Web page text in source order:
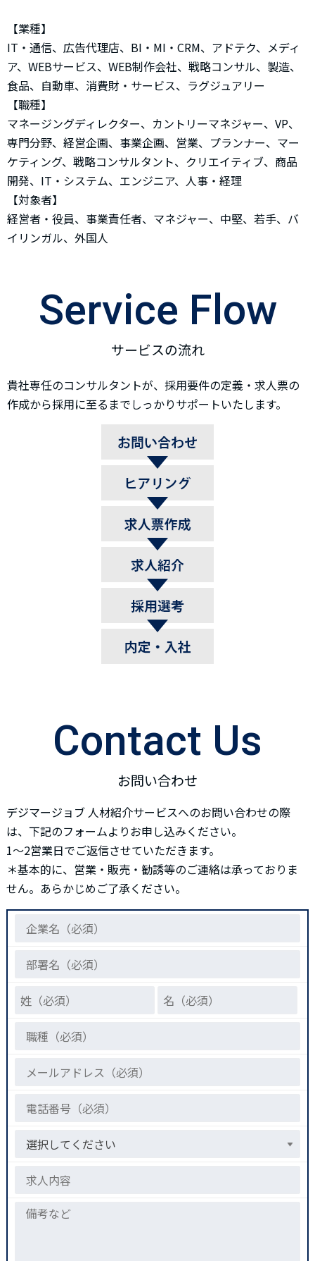
【業種】
IT・通信、広告代理店、BI・MI・CRM、アドテク、メディ
ア、WEBサービス、WEB制作会社、戦略コンサル、製造、
食品、自動車、消費財・サービス、ラグジュアリー
【職種】
マネージングディレクター、カントリーマネジャー、VP、
専門分野、経営企画、事業企画、営業、プランナー、マー
ケティング、戦略コンサルタント、クリエイティブ、商品
開発、IT・システム、エンジニア、人事・経理
【対象者】
経営者・役員、事業責任者、マネジャー、中堅、若手、バ
イリンガル、外国人
Service Flow
サービスの流れ
貴社専任のコンサルタントが、採用要件の定義・求人票の
作成から採用に至るまでしっかりサポートいたします。
Contact Us
お問い合わせ
デジマージョブ 人材紹介サービスへのお問い合わせの際
は、下記のフォームよりお申し込みください。
1～2営業日でご返信させていただきます。
＊基本的に、営業・販売・勧誘等のご連絡は承っておりま
せん。あらかじめご了承ください。